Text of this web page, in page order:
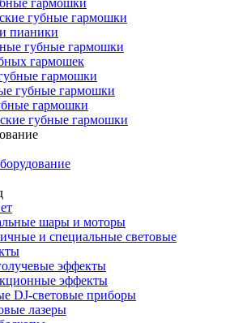
гармошки
губные гармошки
пианики
губные гармошки
гармошек
гармошки
губные гармошки
гармошки
губные гармошки
шары и моторы
и специальные световые
эффекты
эффекты
DJ-световые приборы
лазеры